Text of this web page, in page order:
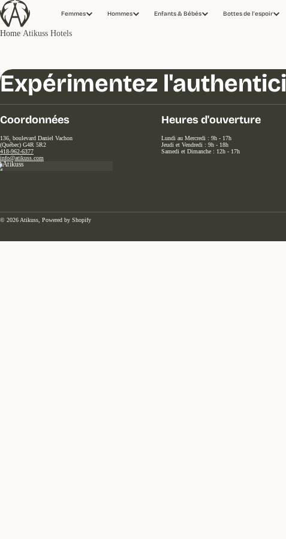
Femmes Hommes Enfants & Bébés Bottes de l'espoir
Home Atikuss Hotels
Expérimentez
Coordonnées
136, boulevard Daniel Vachon
(Québec) G4R 5R2
418-962-6377
info@atikuss.com
Heures d'ouverture
Lundi au Mercredi : 9h - 17h
Jeudi et Vendredi : 9h - 18h
Samedi et Dimanche : 12h - 17h
© 2026 Atikuss Powered by Shopify